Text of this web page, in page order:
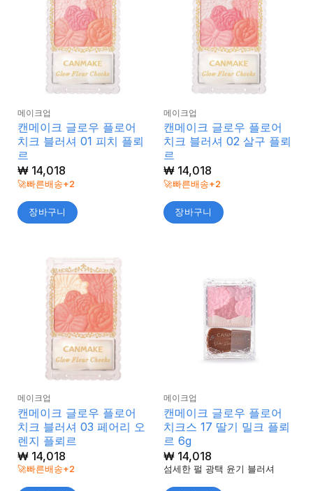
메이크업
캔메이크 글로우 플로어
치크 블러셔 01 피치 플뢰
르
₩14,018
🚀빠른배송+2
장바구니
메이크업
캔메이크 글로우 플로어
치크 블러셔 02 살구 플뢰
르
₩14,018
🚀빠른배송+2
장바구니
메이크업
캔메이크 글로우 플로어
치크 블러셔 03 페어리 오
렌지 플뢰르
₩14,018
🚀빠른배송+2
메이크업
캔메이크 글로우 플로어
치크스 17 딸기 밀크 플뢰
르 6g
₩14,018
섬세한 펄 광택 윤기 블러셔